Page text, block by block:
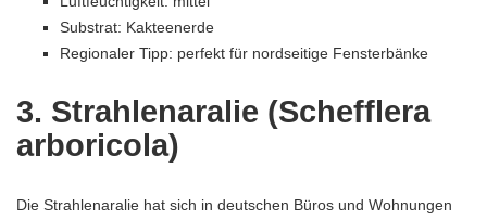
Substrat: Kakteenerde
Regionaler Tipp: perfekt für nordseitige Fensterbänke
3. Strahlenaralie (Schefflera
arboricola)
Die Strahlenaralie hat sich in deutschen Büros und Wohnungen